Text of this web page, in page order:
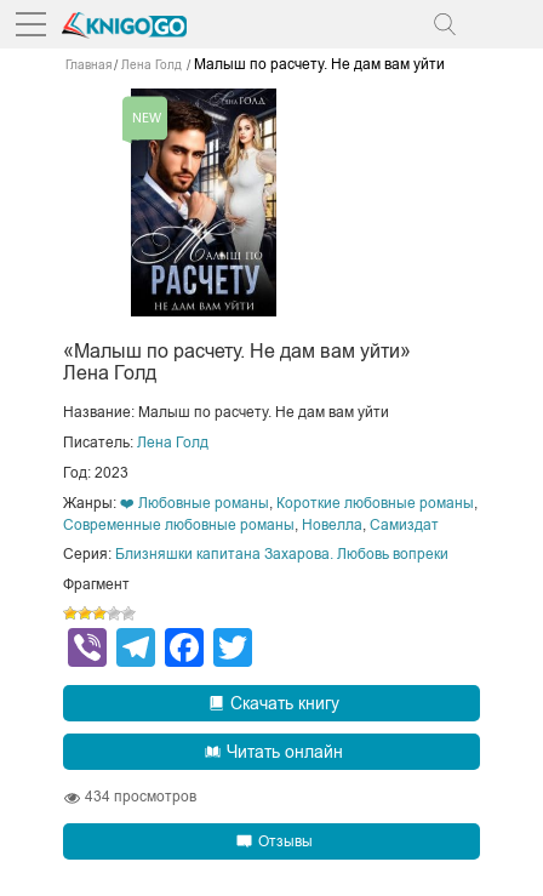
Главная Лена Голд Малыш по расчету. Не дам вам уйти
«Малыш по расчету. Не дам вам уйти»
Лена Голд
Название: Малыш по расчету. Не дам вам уйти
Писатель: Лена Голд
Год: 2023
Жанры: ❤️ Любовные романы Короткие любовные романы
Современные любовные романы Новелла Самиздат
Серия: Близняшки капитана Захарова. Любовь вопреки
Фрагмент
ViberTelegram
Facebook
Скачать книгу
Читать онлайн
434 просмотров
Отзывы